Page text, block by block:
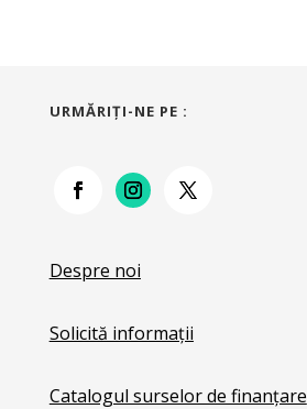
URMĂRIŢI-NE PE :
Despre noi
Solicită informații
Catalogul surselor de finanțare